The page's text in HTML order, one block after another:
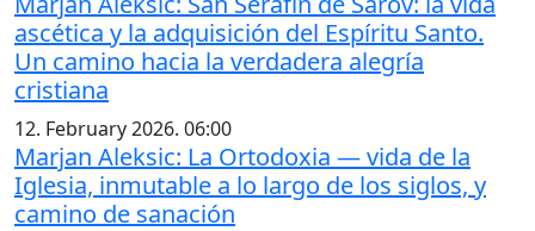
ascética y la adquisición del Espíritu Santo.
Un camino hacia la verdadera alegría
cristiana
12. February 2026. 06:00
Marjan Aleksic: La Ortodoxia — vida de la
Iglesia, inmutable a lo largo de los siglos, y
camino de sanación